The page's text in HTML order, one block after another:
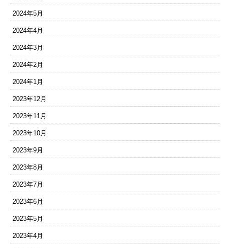
2024年5月
2024年4月
2024年3月
2024年2月
2024年1月
2023年12月
2023年11月
2023年10月
2023年9月
2023年8月
2023年7月
2023年6月
2023年5月
2023年4月